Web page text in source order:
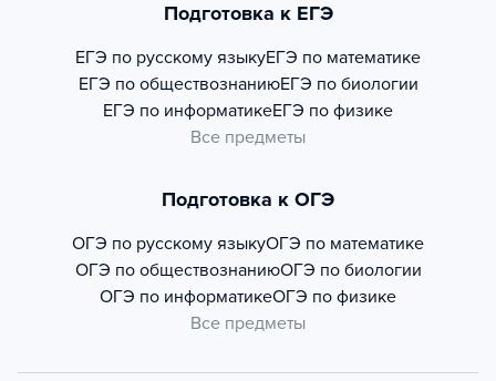
Подготовка к ЕГЭ
ЕГЭ по русскому языкуЕГЭ по математике
ЕГЭ по обществознаниюЕГЭ по биологии
ЕГЭ по информатикеЕГЭ по физике
Все предметы
Подготовка к ОГЭ
ОГЭ по русскому языкуОГЭ по математике
ОГЭ по обществознаниюОГЭ по биологии
ОГЭ по информатикеОГЭ по физике
Все предметы